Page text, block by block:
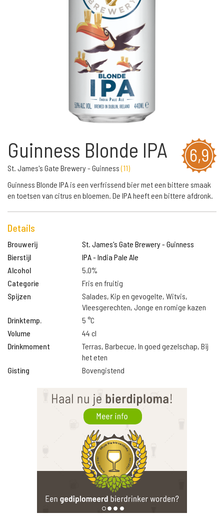
6,9
Guinness Blonde IPA
St. James's Gate Brewery - Guinness(11)
Guinness Blonde IPA is een verfrissend bier met een bittere smaak
en toetsen van citrus en bloemen. De IPA heeft een bittere afdronk.
Details
Brouwerij
St. James's Gate Brewery - Guinness
Bierstijl
IPA - India Pale Ale
Alcohol
5.0%
Categorie
Fris en fruitig
Spijzen
Salades, Kip en gevogelte, Witvis,
Vleesgerechten, Jonge en romige kazen
Drinktemp.
5 °C
Volume
44 cl
Drinkmoment
Terras, Barbecue, In goed gezelschap, Bij
het eten
Gisting
Bovengistend